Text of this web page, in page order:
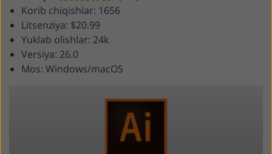
Korib chiqishlar: 1656
Litsenziya: $20.99
Yuklab olishlar: 24k
Versiya: 26.0
Mos: Windows/macOS